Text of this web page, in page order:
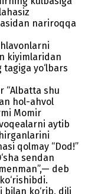
nariroqqa
kiyimlaridan
yo‘lbars
“Albatta shu
hol-ahvol
Momir
aytib
qolmay “Dod!”
sendan
deb
bilan ko‘rib, dili